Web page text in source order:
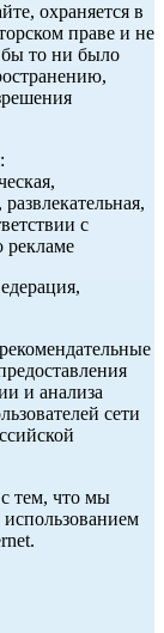
охраняется в
праве и не
то ни было
с
рекламе
и анализа
сети
тем, что мы